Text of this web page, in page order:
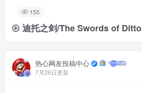
155
迪托之剑/The Swords of Ditto
热心网友投稿中心
7月26日更新